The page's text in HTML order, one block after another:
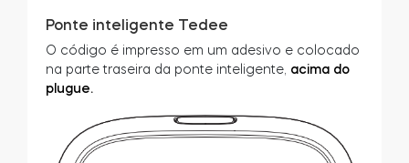
Ponte inteligente Tedee
O código é impresso em um adesivo e colocado
na parte traseira da ponte inteligente, acima do
plugue.